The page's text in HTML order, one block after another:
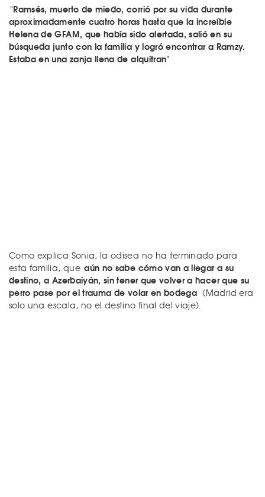
"Ramsés, muerto de miedo, corrió por su vida durante
aproximadamente cuatro horas hasta que la increíble
Helena de GFAM, que había sido alertada, salió en su
búsqueda junto con la familia y logró encontrar a Ramzy.
Estaba en una zanja llena de alquitran"
Como explica Sonia, la odisea no ha terminado para
esta familia, que aún no sabe cómo van a llegar a su
destino, a Azerbaiyán, sin tener que volver a hacer que su
perro pase por el trauma de volar en bodega (Madrid era
solo una escala, no el destino final del viaje).